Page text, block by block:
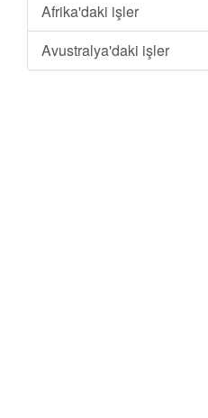
Afrika'daki işler
Avustralya'daki işler